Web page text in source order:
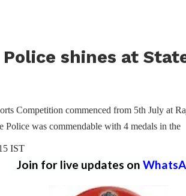
shines at
Competition commenced from 5th July at
Police was commendable with 4 medals in the
IST
Join for live updates on